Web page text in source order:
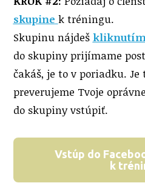
skupine k tréningu.
Skupinu nájdeš
do skupiny prijímame
čakáš, je to v poriadku. Je
preverujeme Tvoje
do skupiny vstúpiť.
Vstúp do
k